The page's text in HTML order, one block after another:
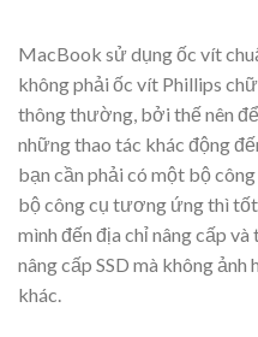
MacBook sử dụng ốc vít
không phải ốc vít Phillips
thông thường, bởi thế nên
những thao tác khác động
bạn cần phải có một bộ
bộ công cụ tương ứng thì
mình đến địa chỉ nâng cấp
nâng cấp SSD mà không
khác.